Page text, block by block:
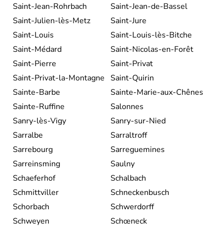
Saint-Jean-Rohrbach
Saint-Jean-de-Bassel
Saint-Julien-lès-Metz
Saint-Jure
Saint-Louis
Saint-Louis-lès-Bitche
Saint-Médard
Saint-Nicolas-en-Forêt
Saint-Pierre
Saint-Privat
Saint-Privat-la-Montagne
Saint-Quirin
Sainte-Barbe
Sainte-Marie-aux-Chênes
Sainte-Ruffine
Salonnes
Sanry-lès-Vigy
Sanry-sur-Nied
Sarralbe
Sarraltroff
Sarrebourg
Sarreguemines
Sarreinsming
Saulny
Schaeferhof
Schalbach
Schmittviller
Schneckenbusch
Schorbach
Schwerdorff
Schweyen
Schœneck